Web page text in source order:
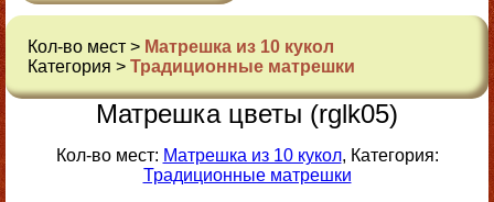
Кол-во мест > Матрешка из 10 кукол
Категория > Традиционные матрешки
Матрешка цветы (rglk05)
Кол-во мест: Матрешка из 10 кукол, Категория:
Традиционные матрешки